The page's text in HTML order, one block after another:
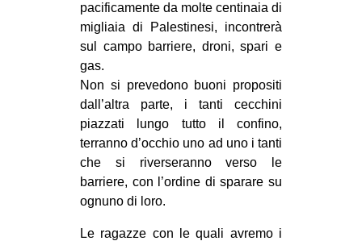
pacificamente da molte centinaia di
migliaia di Palestinesi, incontrerà
sul campo barriere, droni, spari e
gas.
Non si prevedono buoni propositi
dall’altra parte, i tanti cecchini
piazzati lungo tutto il confino,
terranno d’occhio uno ad uno i tanti
che si riverseranno verso le
barriere, con l’ordine di sparare su
ognuno di loro.
Le ragazze con le quali avremo i